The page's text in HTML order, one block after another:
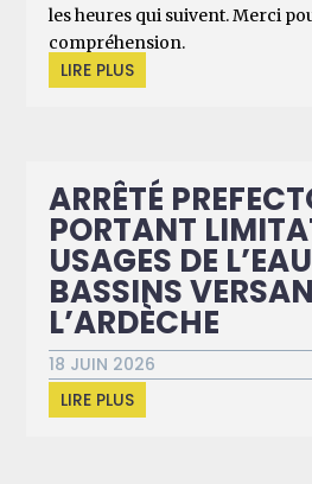
les heures qui suivent. Merci
compréhension.
LIRE PLUS
ARRÊTÉ
PORTANT
USAGES DE
BASSINS
L’ARDÈCHE
18 JUIN 2026
LIRE PLUS